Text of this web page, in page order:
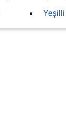
Yeşilli